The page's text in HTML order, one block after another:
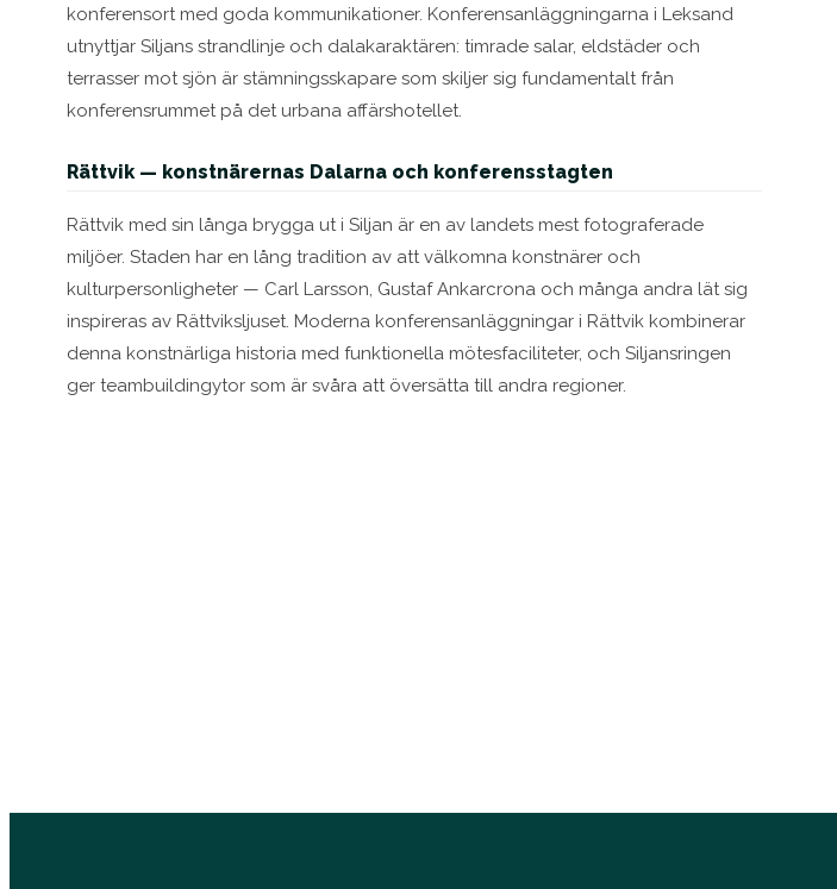
konferensort med goda kommunikationer. Konferensanläggningarna i Leksand
utnyttjar Siljans strandlinje och dalakaraktären: timrade salar, eldstäder och
terrasser mot sjön är stämningsskapare som skiljer sig fundamentalt från
konferensrummet på det urbana affärshotellet.
Rättvik — konstnärernas Dalarna och konferensstagten
Rättvik med sin långa brygga ut i Siljan är en av landets mest fotograferade
miljöer. Staden har en lång tradition av att välkomna konstnärer och
kulturpersonligheter — Carl Larsson, Gustaf Ankarcrona och många andra lät sig
inspireras av Rättviksljuset. Moderna konferensanläggningar i Rättvik kombinerar
denna konstnärliga historia med funktionella mötesfaciliteter, och Siljansringen
ger teambuildingytor som är svåra att översätta till andra regioner.